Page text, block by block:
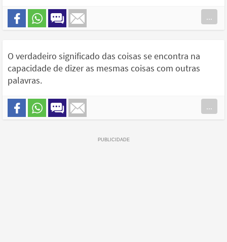
...
O verdadeiro significado das coisas se encontra na
capacidade de dizer as mesmas coisas com outras
palavras.
...